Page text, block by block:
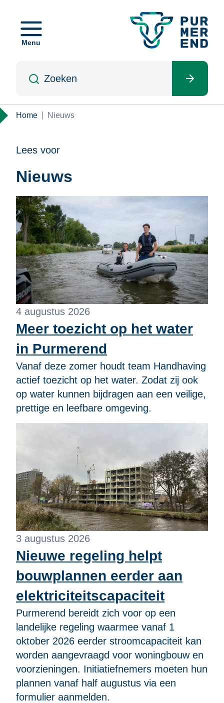
naarMenu
Kruimelpad
Home Nieuws
Lees voor
Nieuws
4 augustus 2026
Meer toezicht op het water
in Purmerend
Vanaf deze zomer houdt team Handhaving
actief toezicht op het water. Zodat zij ook
op water kunnen bijdragen aan een veilige,
prettige en leefbare omgeving.
3 augustus 2026
Nieuwe regeling helpt
bouwplannen eerder aan
elektriciteitscapaciteit
Purmerend bereidt zich voor op een
landelijke regeling waarmee vanaf 1
oktober 2026 eerder stroomcapaciteit kan
worden aangevraagd voor woningbouw en
voorzieningen. Initiatiefnemers moeten hun
plannen vanaf half augustus via een
formulier aanmelden.